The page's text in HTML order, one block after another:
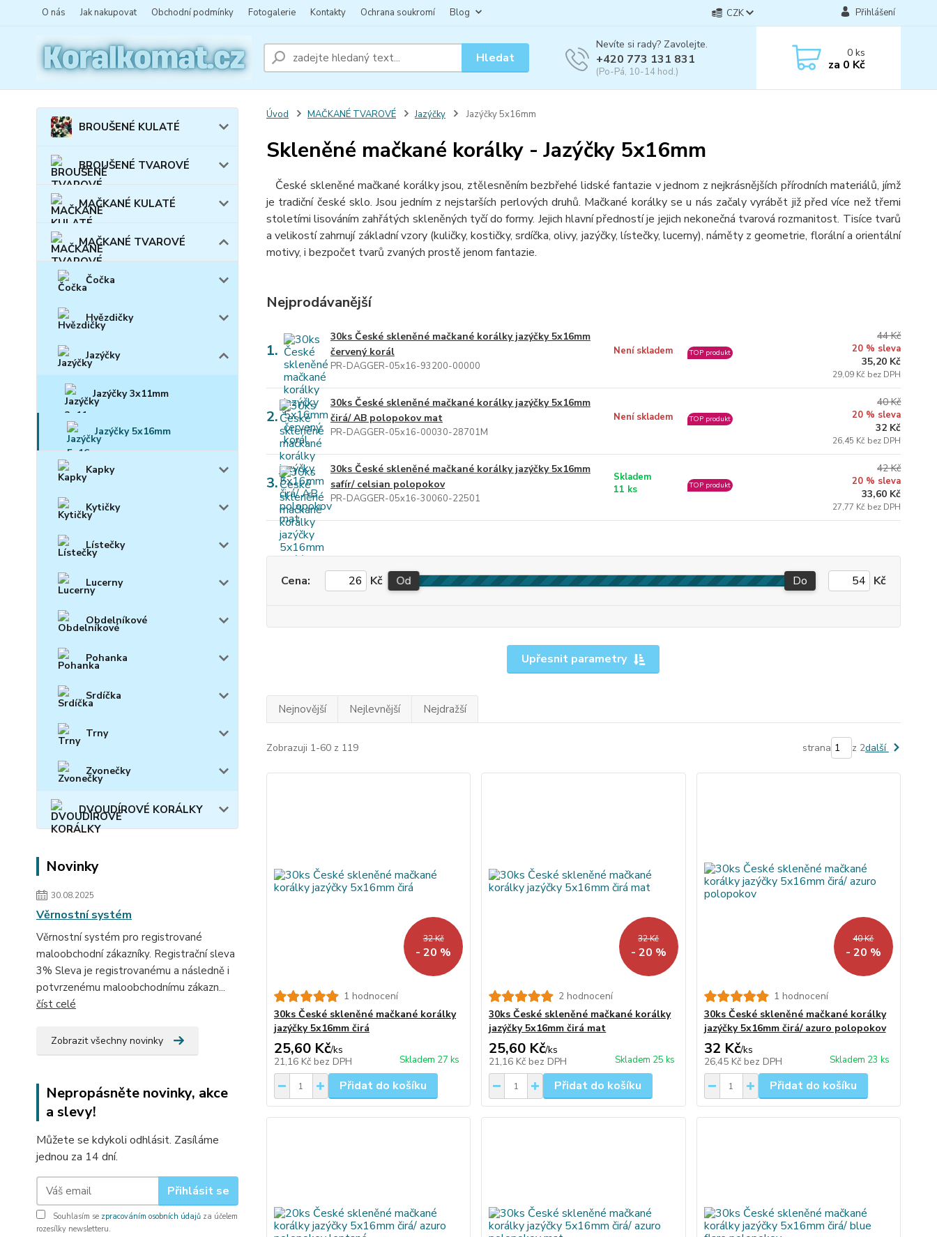
O nás Jak nakupovat Obchodní podmínky Fotogalerie Kontakty Ochrana soukromí Blog CZK Přihlášení
Hledat
Nevíte si rady? Zavolejte.
+420 773 131 831
(Po-Pá, 10-14 hod.)
0ks
za 0 Kč
BROUŠENÉ KULATÉ
BROUŠENÉ TVAROVÉ
MAČKANÉ KULATÉ
MAČKANÉ TVAROVÉ
Čočka
Hvězdičky
Jazýčky
Jazýčky 3x11mm
Jazýčky 5x16mm
Kapky
Kytičky
Lístečky
Lucerny
Obdelníkové
Pohanka
Srdíčka
Trny
Zvonečky
DVOUDÍROVÉ KORÁLKY
Novinky
30.08.2025
Věrnostní systém
Věrnostní systém pro registrované
maloobchodní zákazníky. Registrační sleva
3% Sleva je registrovanému a následně i
potvrzenému maloobchodnímu zákazn...
číst celé
Zobrazit všechny novinky
Nepropásněte novinky, akce
a slevy!
Můžete se kdykoli odhlásit. Zasíláme
jednou za 14 dní.
Přihlásit se
Souhlasím se zpracováním osobních údajů za účelem
rozesílky newsletteru.
Úvod MAČKANÉ TVAROVÉ Jazýčky Jazýčky 5x16mm
Skleněné mačkané korálky - Jazýčky 5x16mm
České skleněné mačkané korálky jsou, ztělesněním bezbřehé lidské fantazie v jednom z nejkrásnějších přírodních materiálů, jímž
je tradiční české sklo. Jsou jedním z nejstarších perlových druhů. Mačkané korálky se u nás začaly vyrábět již před více než třemi
stoletími lisováním zahřátých skleněných tyčí do formy. Jejich hlavní předností je jejich nekonečná tvarová rozmanitost. Tisíce tvarů
a velikostí zahrnují základní vzory (kuličky, kostičky, srdíčka, olivy, jazýčky, lístečky, lucerny), náměty z geometrie, florální a orientální
motivy, i bezpočet tvarů zvaných prostě jenom fantazie.
Nejprodávanější
1.
30ks České skleněné mačkané korálky jazýčky 5x16mm
červený korál
PR-DAGGER-05x16-93200-00000
Není skladem TOP produkt
44 Kč
20 % sleva
35,20 Kč
29,09 Kč bez DPH
2.
30ks České skleněné mačkané korálky jazýčky 5x16mm
čirá/ AB polopokov mat
PR-DAGGER-05x16-00030-28701M
Není skladem TOP produkt
40 Kč
20 % sleva
32 Kč
26,45 Kč bez DPH
3.
30ks České skleněné mačkané korálky jazýčky 5x16mm
safír/ celsian polopokov
PR-DAGGER-05x16-30060-22501
Skladem
11 ks
TOP produkt
42 Kč
20 % sleva
33,60 Kč
27,77 Kč bez DPH
Upřesnit parametry
Cena: Kč Od Do Kč
Nejnovější Nejlevnější Nejdražší
Zobrazuji 1-60 z 119 strana z 2další
32 Kč
- 20 %
1 hodnocení
30ks České skleněné mačkané korálky
jazýčky 5x16mm čirá
25,60 Kč/ks
21,16 Kč bez DPH Skladem 27 ks
Přidat do košíku
32 Kč
- 20 %
2 hodnocení
30ks České skleněné mačkané korálky
jazýčky 5x16mm čirá mat
25,60 Kč/ks
21,16 Kč bez DPH Skladem 25 ks
Přidat do košíku
40 Kč
- 20 %
1 hodnocení
30ks České skleněné mačkané korálky
jazýčky 5x16mm čirá/ azuro polopokov
32 Kč/ks
26,45 Kč bez DPH Skladem 23 ks
Přidat do košíku